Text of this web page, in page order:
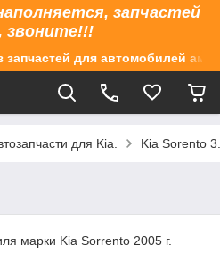
запчастей
звоните!!!
для автомобилей
для Kia. Kia Sorento
марки Kia Sorrento 2005 г.